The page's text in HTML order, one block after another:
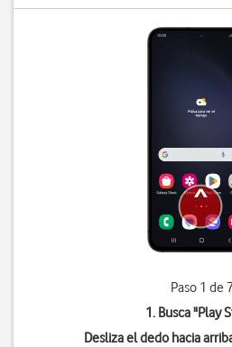
Paso 1 de
1. Busca "Play
Desliza el dedo hacia